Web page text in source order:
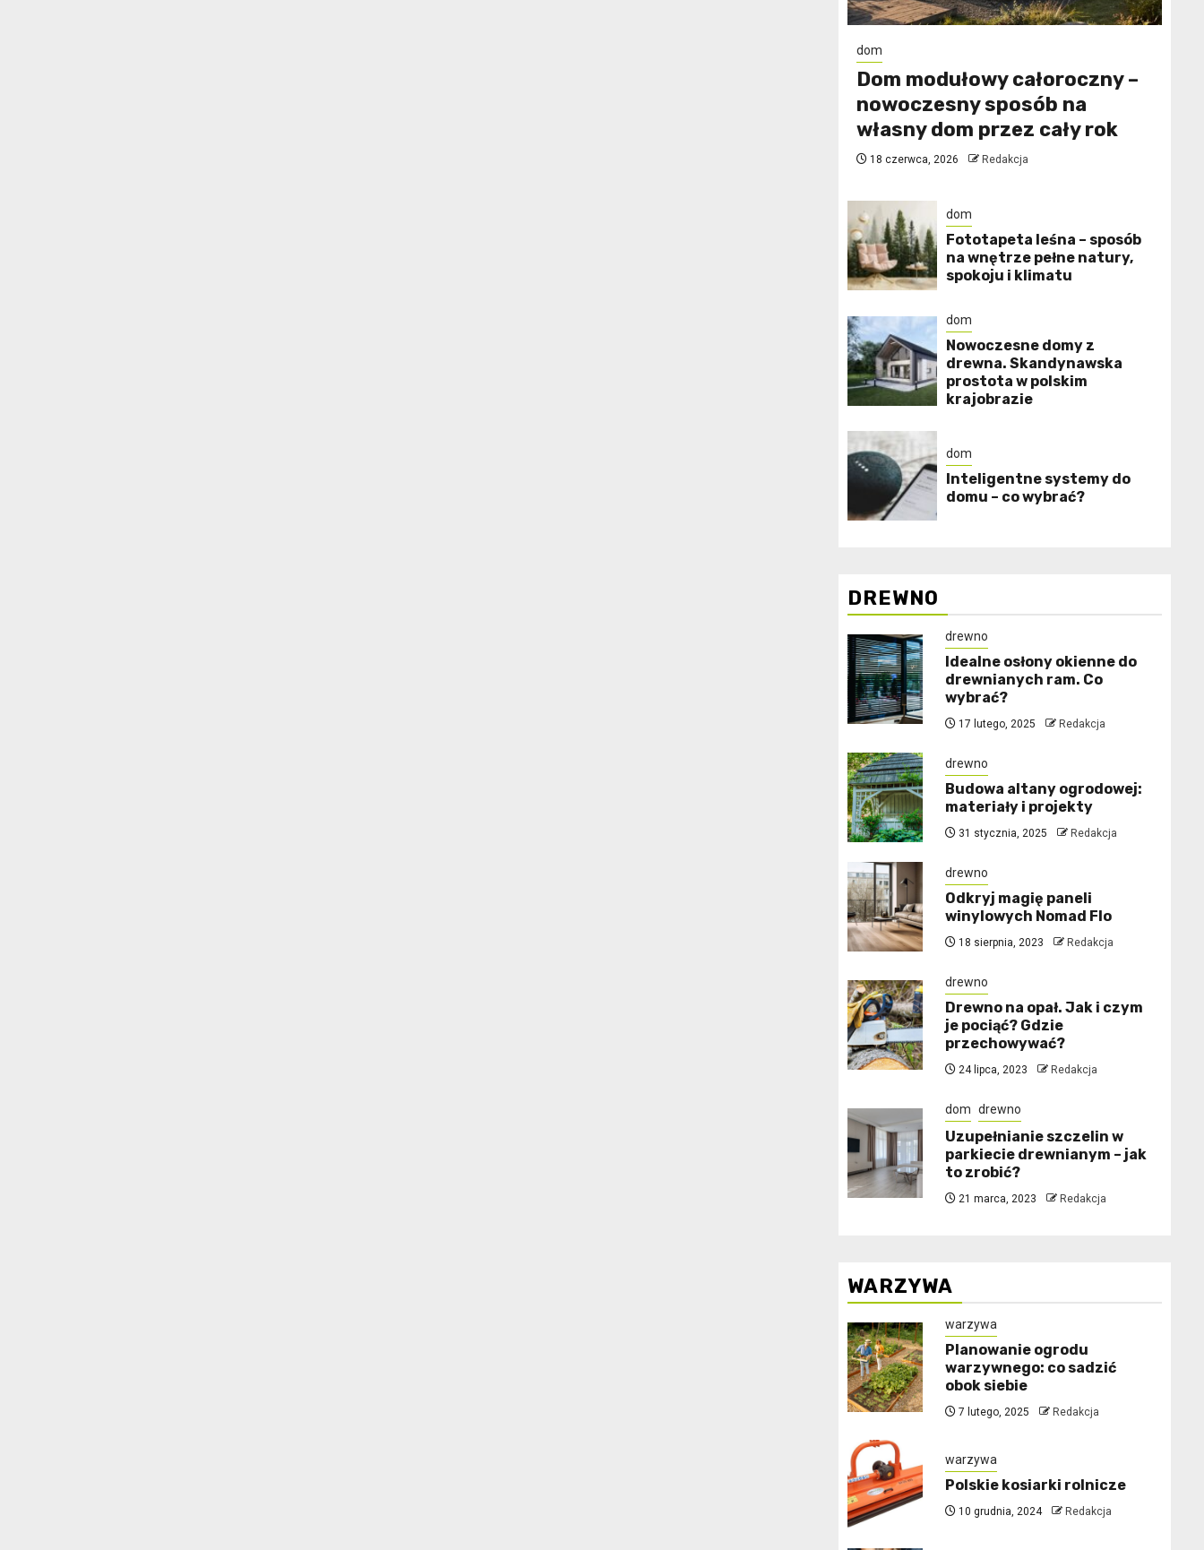
dom
Dom modułowy całoroczny –
nowoczesny sposób na
własny dom przez cały rok
18 czerwca, 2026 Redakcja
dom
​Fototapeta leśna – sposób
na wnętrze pełne natury,
spokoju i klimatu
dom
Nowoczesne domy z
drewna. Skandynawska
prostota w polskim
krajobrazie
dom
Inteligentne systemy do
domu – co wybrać?
DREWNO
drewno
Idealne osłony okienne do
drewnianych ram. Co
wybrać?
17 lutego, 2025 Redakcja
drewno
Budowa altany ogrodowej:
materiały i projekty
31 stycznia, 2025 Redakcja
drewno
Odkryj magię paneli
winylowych Nomad Flo
18 sierpnia, 2023 Redakcja
drewno
Drewno na opał. Jak i czym
je pociąć? Gdzie
przechowywać?
24 lipca, 2023 Redakcja
dom drewno
Uzupełnianie szczelin w
parkiecie drewnianym – jak
to zrobić?
21 marca, 2023 Redakcja
WARZYWA
warzywa
Planowanie ogrodu
warzywnego: co sadzić
obok siebie
7 lutego, 2025 Redakcja
warzywa
Polskie kosiarki rolnicze
10 grudnia, 2024 Redakcja